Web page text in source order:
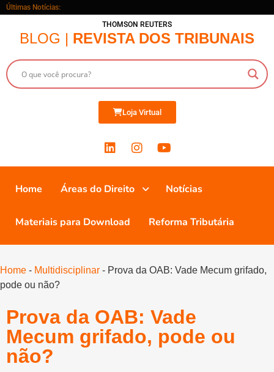
Últimas Notícias:
THOMSON REUTERS
BLOG | REVISTA DOS TRIBUNAIS
Loja Virtual
Home Áreas do Direito Notícias
Materiais para Download Reforma Tributária
Home - Multidisciplinar - Prova da OAB: Vade Mecum grifado,
pode ou não?
Prova da OAB: Vade
Mecum grifado, pode ou
não?